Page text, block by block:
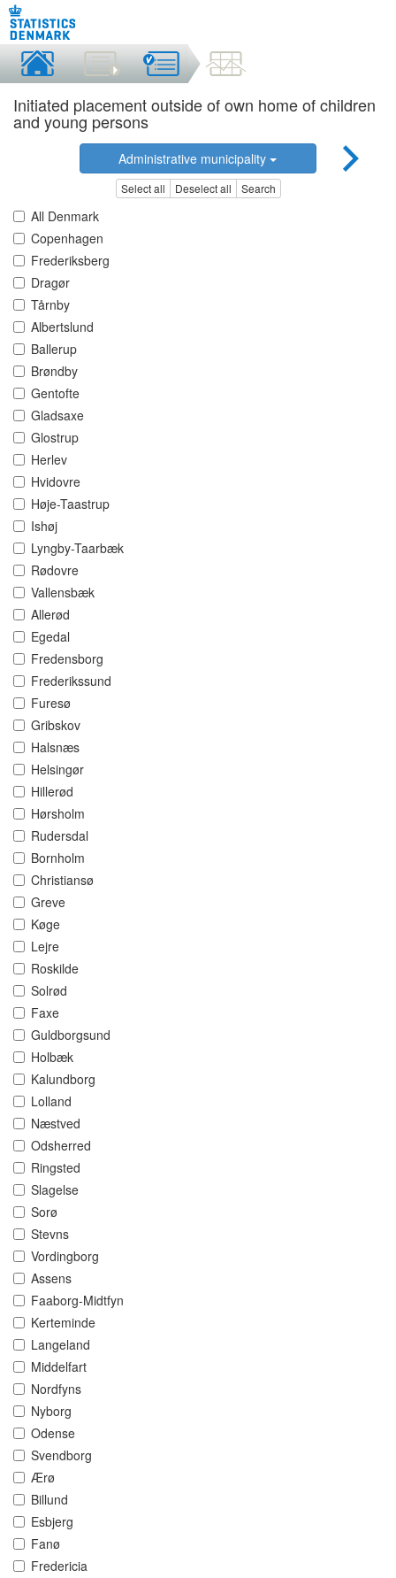
Initiated placement outside of own home of children
and young persons
Administrative municipality
Select all Deselect all Search
All Denmark
Copenhagen
Frederiksberg
Dragør
Tårnby
Albertslund
Ballerup
Brøndby
Gentofte
Gladsaxe
Glostrup
Herlev
Hvidovre
Høje-Taastrup
Ishøj
Lyngby-Taarbæk
Rødovre
Vallensbæk
Allerød
Egedal
Fredensborg
Frederikssund
Furesø
Gribskov
Halsnæs
Helsingør
Hillerød
Hørsholm
Rudersdal
Bornholm
Christiansø
Greve
Køge
Lejre
Roskilde
Solrød
Faxe
Guldborgsund
Holbæk
Kalundborg
Lolland
Næstved
Odsherred
Ringsted
Slagelse
Sorø
Stevns
Vordingborg
Assens
Faaborg-Midtfyn
Kerteminde
Langeland
Middelfart
Nordfyns
Nyborg
Odense
Svendborg
Ærø
Billund
Esbjerg
Fanø
Fredericia